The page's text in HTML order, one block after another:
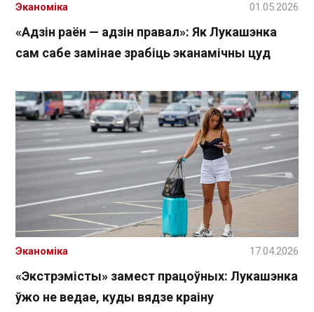
«Адзін раён — адзін правал»: Як Лукашэнка
сам сабе замінае зрабіць эканамічны цуд
Эканоміка 01.05.2026
«Экстрэмісты» замест працоўных: Лукашэнка
ўжо не ведае, куды вядзе краіну
Эканоміка 17.04.2026